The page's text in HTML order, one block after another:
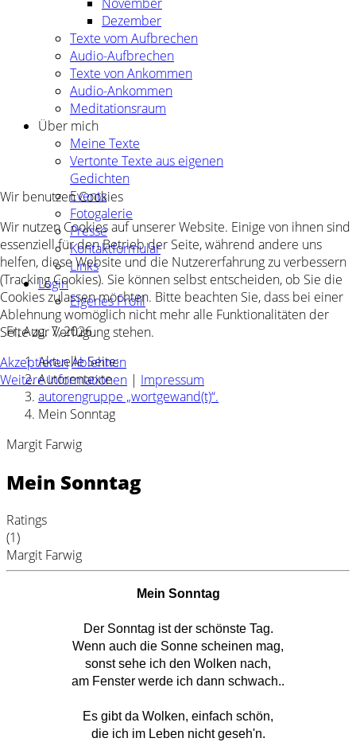
November
Dezember
Texte vom Aufbrechen
Audio-Aufbrechen
Texte von Ankommen
Audio-Ankommen
Meditationsraum
Über mich
Meine Texte
Vertonte Texte aus eigenen
Gedichten
Events
Fotogalerie
Presse
Kontaktformular
Links
Login
Eigenes Profil
Fr, Aug. 7, 2026
Aktuelle Seite:
Autorentexte
autorengruppe „wortgewand(t)“.
Mein Sonntag
Margit Farwig
Mein Sonntag
Ratings
(1)
Margit Farwig
Mein Sonntag
Der Sonntag ist der schönste Tag.
Wenn auch die Sonne scheinen mag,
sonst sehe ich den Wolken nach,
am Fenster werde ich dann schwach..
Es gibt da Wolken, einfach schön,
die ich im Leben nicht geseh'n.
Wir benutzen Cookies
Wir nutzen Cookies auf unserer Website. Einige von ihnen sind
essenziell für den Betrieb der Seite, während andere uns
helfen, diese Website und die Nutzererfahrung zu verbessern
(Tracking Cookies). Sie können selbst entscheiden, ob Sie die
Cookies zulassen möchten. Bitte beachten Sie, dass bei einer
Ablehnung womöglich nicht mehr alle Funktionalitäten der
Seite zur Verfügung stehen.
AkzeptierenAblehnen
Weitere Informationen | Impressum